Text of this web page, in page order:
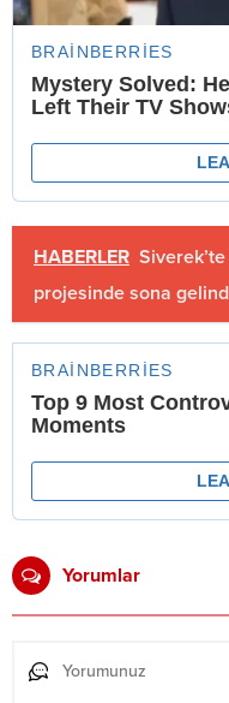
HABERLER
projesinde sona
Yorumlar